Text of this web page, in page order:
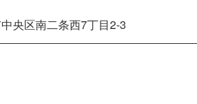
央区南二条西7丁目2-3